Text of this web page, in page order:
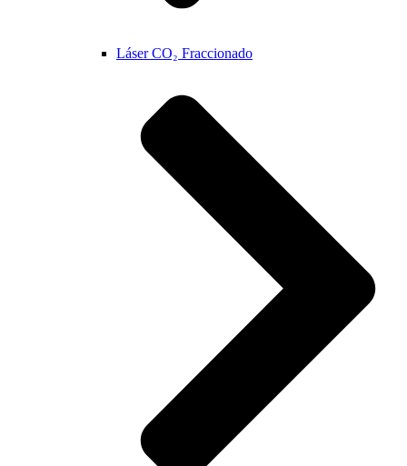
Láser CO₂ Fraccionado